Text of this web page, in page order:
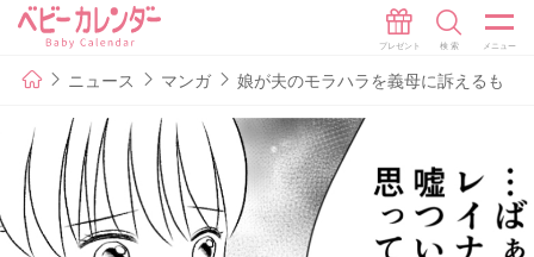
ニュース マンガ 娘が夫のモラハラを義母に訴えるも「